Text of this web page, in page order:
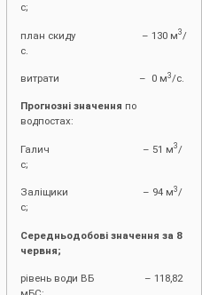
с;
план скиду – 130 м3 /
с.
витрати – 0 м3/с.
Прогнозні значення по
водпостах:
Галич – 51 м3 /
с;
Заліщики – 94 м3/
с;
Середньодобові значення за 8
червня;
рівень води ВБ – 118,82